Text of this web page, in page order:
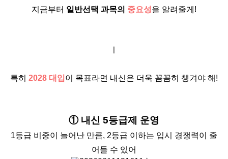
지금부터 일반선택 과목의 중요성을 알려줄게!
특히 2028 대입 이 목표라면 내신은 더욱 꼼꼼히 챙겨야 해!
① 내신 5등급제 운영
1등급 비중이 늘어난 만큼, 2등급 이하는 입시 경쟁력이 줄
어들 수 있어